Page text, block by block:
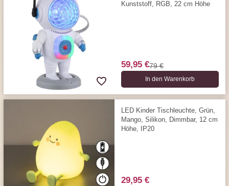
Kunststoff, RGB, 22 cm Höhe
59,95 €79 €
In den Warenkorb
LED Kinder Tischleuchte, Grün,
Mango, Silikon, Dimmbar, 12 cm
Höhe, IP20
29,95 €